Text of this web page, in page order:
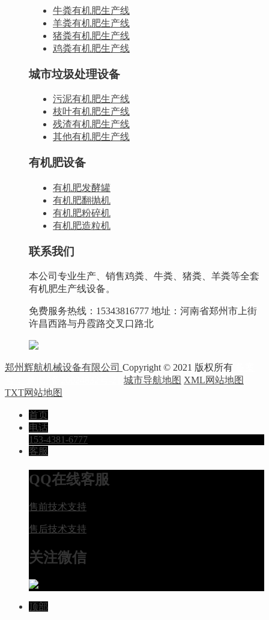
牛粪有机肥生产线
羊粪有机肥生产线
猪粪有机肥生产线
鸡粪有机肥生产线
城市垃圾处理设备
污泥有机肥生产线
枝叶有机肥生产线
残渣有机肥生产线
其他有机肥生产线
有机肥设备
有机肥发酵罐
有机肥翻抛机
有机肥粉碎机
有机肥造粒机
联系我们
本公司专业生产、销售鸡粪、牛粪、猪粪、羊粪等全套
有机肥生产线设备。
免费服务热线：15343816777 地址：河南省郑州市上街
许昌西路与丹霞路交叉口路北
郑州辉航机械设备有限公司 Copyright © 2021 版权所有
城市导航地图 XML网站地图
TXT网站地图
首页
电话
153-4381-6777
客服
QQ在线客服
售前技术支持
售后技术支持
关注微信
顶部